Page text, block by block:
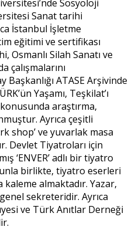
Sosyoloji
Sanat tarihi
İstanbul İşletme
eğitimi ve sertifikası
Osmanlı Silah Sanatı ve
çalışmalarını
ATASE Arşivinde
Yaşamı, Teşkilat’ı
araştırma,
Ayrıca çeşitli
shop’ ve yuvarlak masa
Devlet Tiyatroları için
‘ENVER’ adlı bir tiyatro
birlikte, tiyatro eserleri
kaleme almaktadır. Yazar,
sekreteridir. Ayrıca
ve Türk Anıtlar Derneği